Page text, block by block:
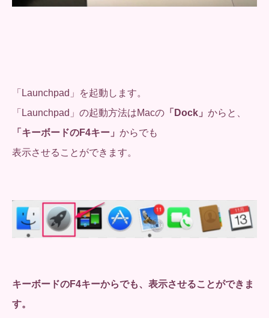
「Launchpad」を起動します。
「Launchpad」の起動方法はMacの 「Dock」 からと、
「キーボードのF4キー」 からでも
表示させることができます。
キーボードのF4キーからでも、表示させることができま
す。